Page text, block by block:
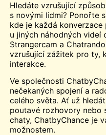
Hledáte vzrušující
s novými lidmi? Ponořte
kde je každá konverzace
u jiných náhodných videí
Strangercam a
vzrušující zážitek pro ty,
interakce.
Ve společnosti
nečekaných spojení a
celého světa. Ať už
poutavé rozhovory nebo
chaty, ChatbyChance je
možnostem.